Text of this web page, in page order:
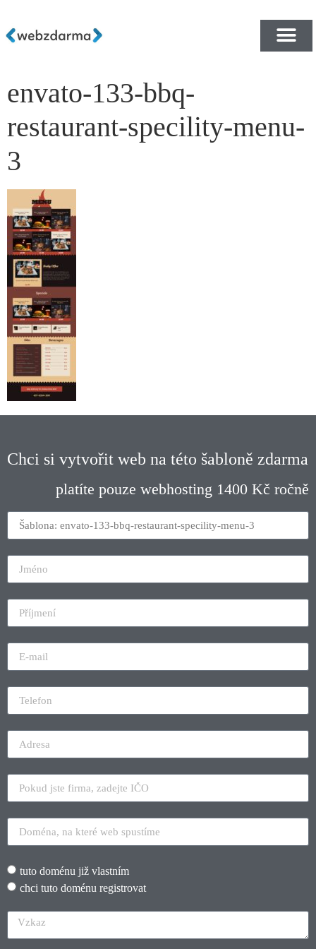
envato-133-bbq-
restaurant-specility-menu-
3
Chci si vytvořit web na této šabloně zdarma
platíte pouze webhosting 1400 Kč ročně
tuto doménu již vlastním
chci tuto doménu registrovat